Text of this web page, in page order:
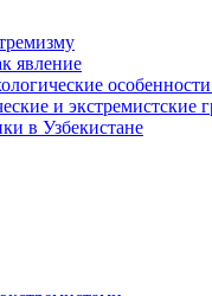
явление
и экстремистские
в Узбекистане